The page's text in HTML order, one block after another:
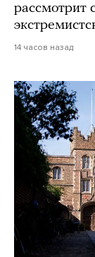
рассмотрит
14 часов назад